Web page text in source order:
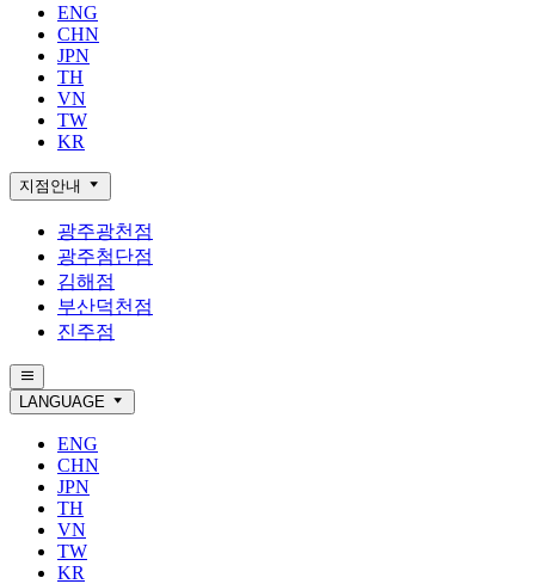
ENG
CHN
JPN
TH
VN
TW
KR
지점안내
광주광천점
광주첨단점
김해점
부산덕천점
진주점
LANGUAGE
ENG
CHN
JPN
TH
VN
TW
KR